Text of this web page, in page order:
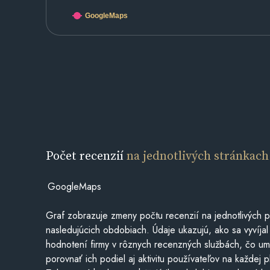
GoogleMaps
Počet recenziína jednotlivých stránkach
GoogleMaps
Graf zobrazuje zmeny počtu recenzií na jednotlivých
nasledujúcich obdobiach. Údaje ukazujú, ako sa
hodnotení firmy v rôznych recenzných službách, čo
porovnať ich podiel aj aktivitu používateľov na každej